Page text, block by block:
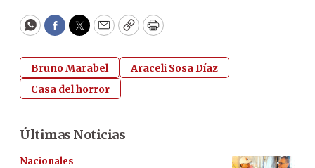
WhatsApp
Facebook
Twitter
EmailCopyPrint
Bruno Marabel
Araceli Sosa Díaz
Casa del horror
Últimas Noticias
Nacionales